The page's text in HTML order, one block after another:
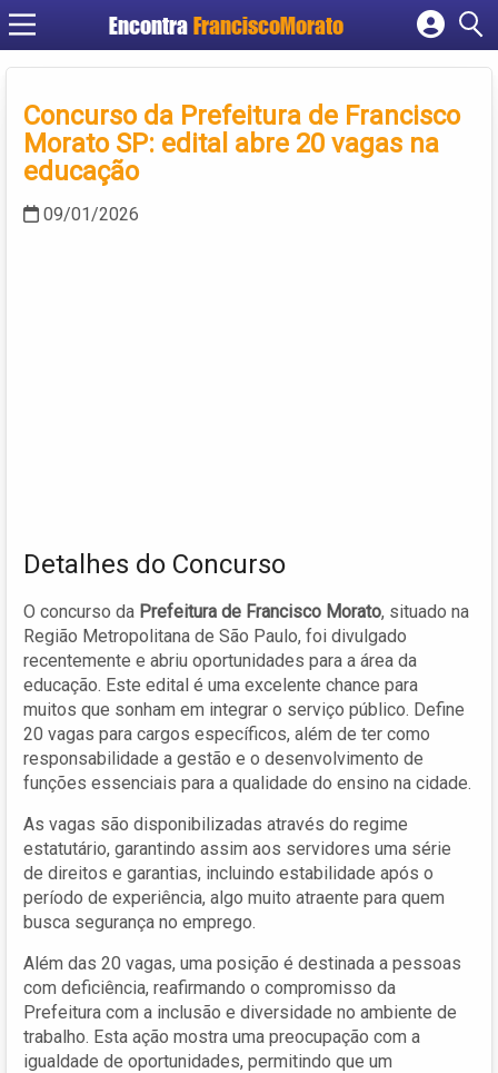
Encontra FranciscoMorato
Cadastrar empresa
Criar conta
Concurso da Prefeitura de Francisco
Morato SP: edital abre 20 vagas na
educação
09/01/2026
Detalhes do Concurso
O concurso da Prefeitura de Francisco Morato, situado na
Região Metropolitana de São Paulo, foi divulgado
recentemente e abriu oportunidades para a área da
educação. Este edital é uma excelente chance para
muitos que sonham em integrar o serviço público. Define
20 vagas para cargos específicos, além de ter como
responsabilidade a gestão e o desenvolvimento de
funções essenciais para a qualidade do ensino na cidade.
As vagas são disponibilizadas através do regime
estatutário, garantindo assim aos servidores uma série
de direitos e garantias, incluindo estabilidade após o
período de experiência, algo muito atraente para quem
busca segurança no emprego.
Além das 20 vagas, uma posição é destinada a pessoas
com deficiência, reafirmando o compromisso da
Prefeitura com a inclusão e diversidade no ambiente de
trabalho. Esta ação mostra uma preocupação com a
igualdade de oportunidades, permitindo que um